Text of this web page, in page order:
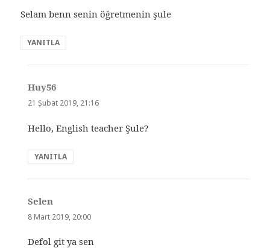
Selam benn senin öğretmenin şule
YANITLA
Huy56
ki:
21 Şubat 2019, 21:16
Hello, English teacher Şule?
YANITLA
Selen
ki:
8 Mart 2019, 20:00
Defol git ya sen